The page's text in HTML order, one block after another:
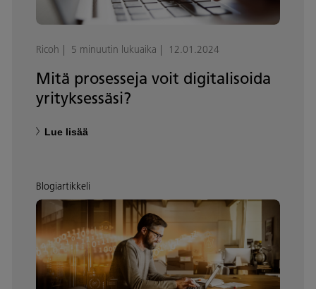
Ricoh 5 minuutin lukuaika 12.01.2024
Mitä prosesseja voit digitalisoida
yrityksessäsi?
Lue lisää
Blogiartikkeli